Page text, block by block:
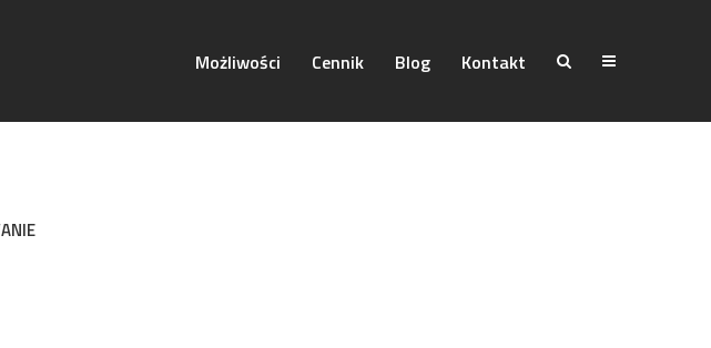
Możliwości Cennik Blog Kontakt